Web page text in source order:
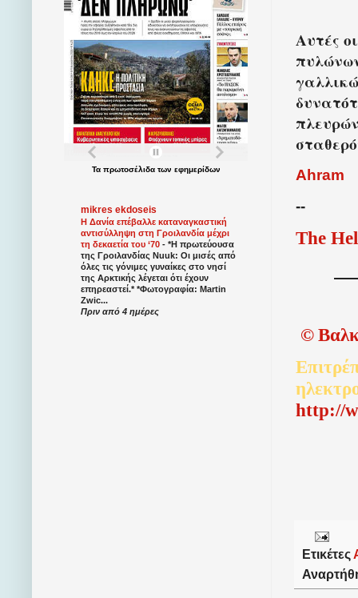
Αυτές
Ahram
--
The
©
http://
Ετικέτες
Τα πρωτοσέλιδατων εφημερίδων
mikres ekdoseis
Η Δανία επέβαλλε καταναγκαστική
αντισύλληψη στη Γροιλανδία μέχρι
τη δεκαετία του ‘70 - *Η πρωτεύουσα
της Γροιλανδίας Nuuk: Οι μισές από
όλες τις γόνιμες γυναίκες στο νησί
της Αρκτικής λέγεται ότι έχουν
επηρεαστεί.* *Φωτογραφία: Martin
Zwic...
Πριν από 4 ημέρες